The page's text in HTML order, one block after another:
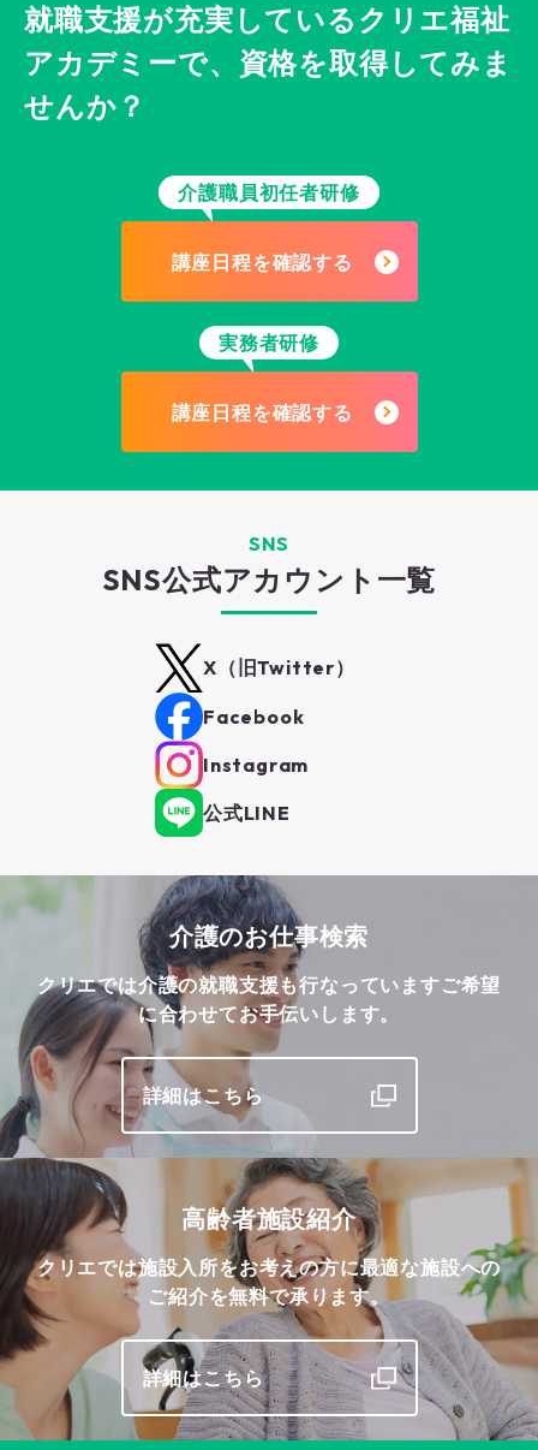
就職支援が充実している クリエ福祉
アカデミーで、 資格を取得してみま
せんか？
介護職員初任者研修
講座日程を確認する
実務者研修
講座日程を確認する
SNS
SNS公式アカウント一覧
公式LINE
Instagram
Facebook
X（旧Twitter）
介護のお仕事検索
クリエでは介護の就職支援も行なっていますご希望
に合わせてお手伝いします。
詳細はこちら
高齢者施設紹介
クリエでは施設入所をお考えの方に最適な施設への
ご紹介を無料で承ります。
詳細はこちら